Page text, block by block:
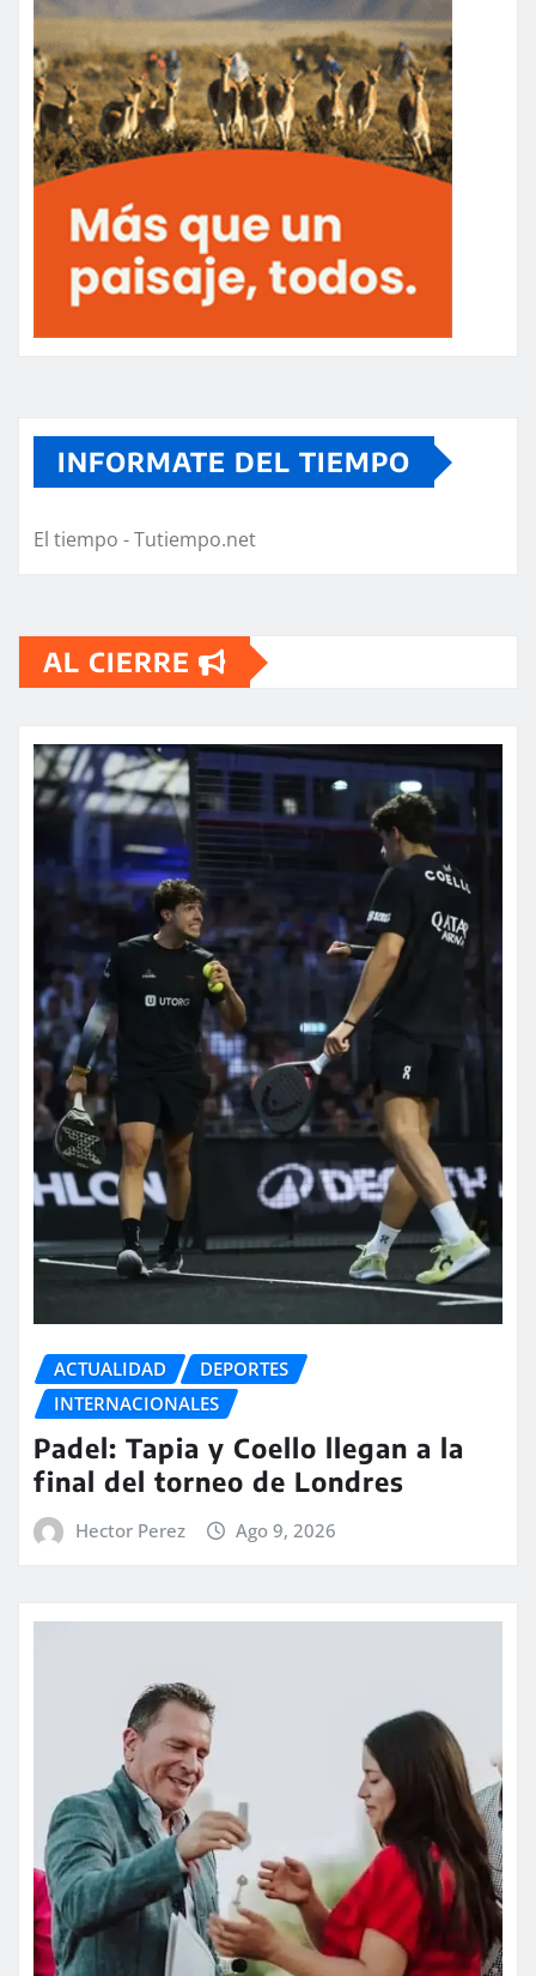
INFORMATE DEL TIEMPO
El tiempo - Tutiempo.net
AL CIERRE
ACTUALIDAD
DEPORTES
INTERNACIONALES
Padel: Tapia y Coello llegan a la
final del torneo de Londres
Hector Perez Ago 9, 2026